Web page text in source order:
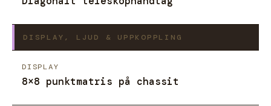
DISPLAY, LJUD & UPPKOPPLING
DISPLAY
8×8 punktmatris på chassit